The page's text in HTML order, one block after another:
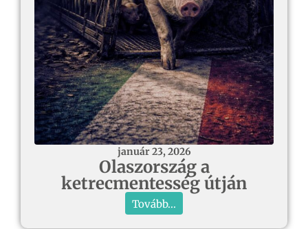
január 23, 2026
Olaszország a
ketrecmentesség útján
Tovább...